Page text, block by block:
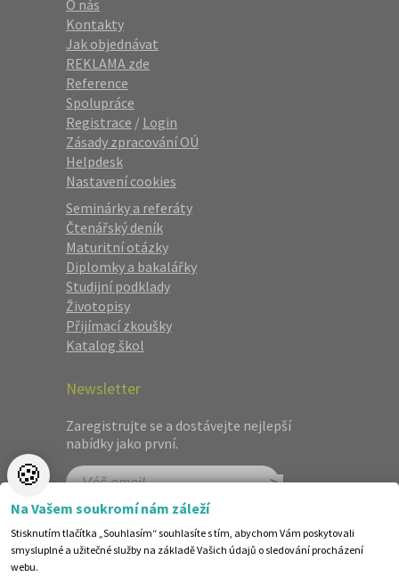
O nás
Kontakty
Jak objednávat
REKLAMA zde
Reference
Spolupráce
Registrace / Login
Zásady zpracování OÚ
Helpdesk
Nastavení cookies
Seminárky a referáty
Čtenářský deník
Maturitní otázky
Diplomky a bakalářky
Studijní podklady
Životopisy
Přijímací zkoušky
Katalog škol
Newsletter
Zaregistrujte se a dostávejte nejlepší
nabídky jako první.
🍪
Na Vašem soukromí nám záleží
Stisknutím tlačítka „Souhlasím“ souhlasíte s tím, abychom Vám poskytovali
smysluplné a užitečné služby na základě Vašich údajů o sledování procházení
webu.